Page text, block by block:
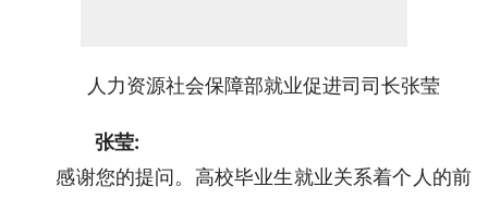
人力资源社会保障部就业促进司司长张莹
张莹:
感谢您的提问。高校毕业生就业关系着个人的前